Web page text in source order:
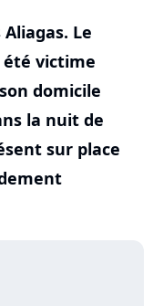
Le
été victime
domicile
la nuit de
sur place